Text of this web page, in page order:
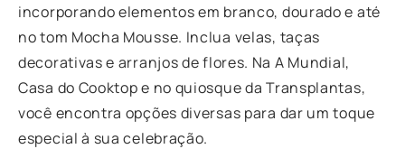
incorporando elementos em branco, dourado e até
no tom Mocha Mousse. Inclua velas, taças
decorativas e arranjos de flores. Na A Mundial,
Casa do Cooktop e no quiosque da Transplantas,
você encontra opções diversas para dar um toque
especial à sua celebração.